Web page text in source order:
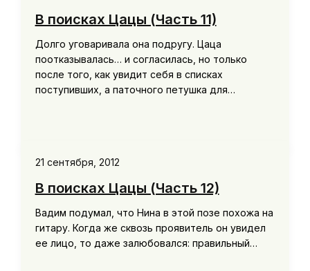
В поисках Цацы (Часть 11)
Долго уговаривала она подругу. Цаца
поотказывалась… и согласилась, но только
после того, как увидит себя в списках
поступивших, а паточного петушка для…
21 сентября, 2012
В поисках Цацы (Часть 12)
Вадим подумал, что Нина в этой позе похожа на
гитару. Когда же сквозь проявитель он увидел
ее лицо, то даже залюбовался: правильный…